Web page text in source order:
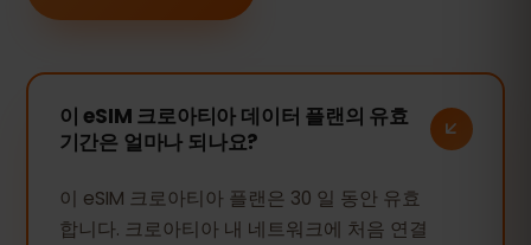
이 eSIM 크로아티아 데이터 플랜의 유효
기간은 얼마나 되나요?
이 eSIM 크로아티아 플랜은 30 일 동안 유효
합니다. 크로아티아 내 네트워크에 처음 연결